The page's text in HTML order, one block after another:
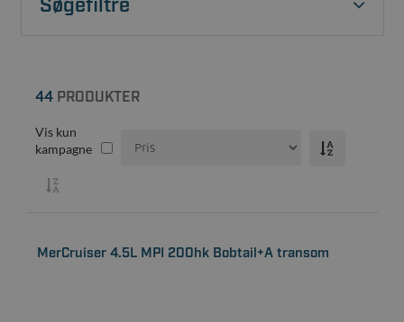
Søgefiltre
44PRODUKTER
Vis kun
kampagne
MerCruiser 4.5L MPI 200hk Bobtail+A transom